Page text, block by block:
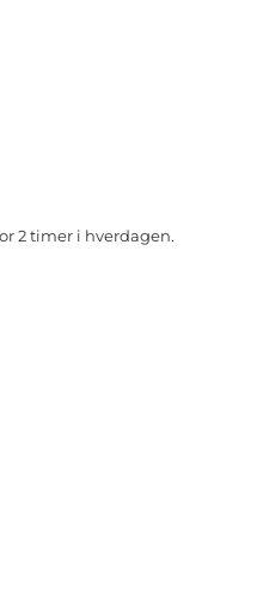
2 timer i hverdagen.